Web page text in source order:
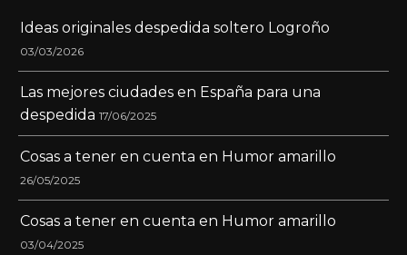
Ideas originales despedida soltero Logroño
03/03/2026
Las mejores ciudades en España para una
despedida 17/06/2025
Cosas a tener en cuenta en Humor amarillo
26/05/2025
Cosas a tener en cuenta en Humor amarillo
03/04/2025